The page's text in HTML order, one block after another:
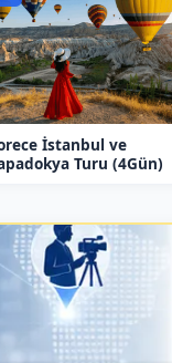
İçin
İstanbul ve
Turu (4Gün)